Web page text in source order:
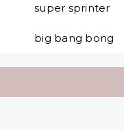
super sprinter
big bang bong